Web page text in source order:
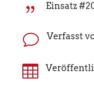
{ Einsatz
v Verfasst
